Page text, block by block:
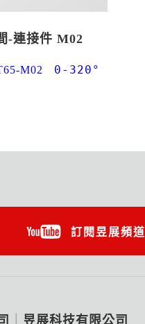
-連接件 M02
M02 0-320​°
訂閱昱展頻道
昱展科技有限公司